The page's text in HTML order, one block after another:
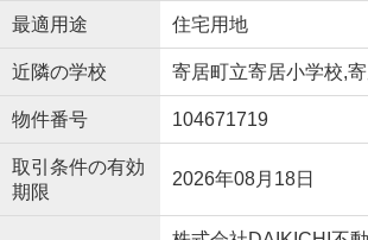
最適用途 住宅用地
近隣の学校 寄居町立寄居小学校,
物件番号 104671719
取引条件の有効
期限
2026年08月18日